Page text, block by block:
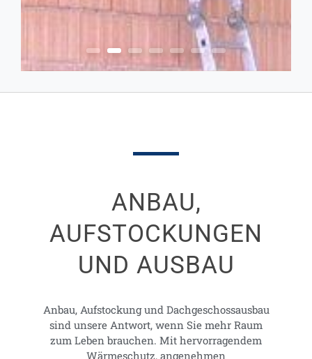
ANBAU,
AUFSTOCK­UNGEN
UND AUSBAU
Anbau, Aufstockung und Dachgeschossausbau
sind unsere Antwort, wenn Sie mehr Raum
zum Leben brauchen. Mit hervorragendem
Wärmeschutz, angenehmen